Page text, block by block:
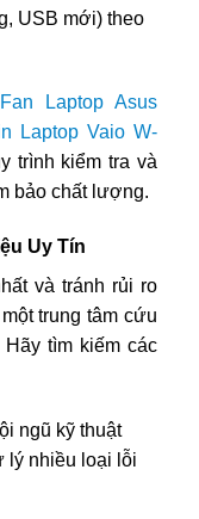
USB mới) theo
Laptop Asus
Laptop Vaio W-
trình kiểm tra và
bảo chất lượng.
Uy Tín
và tránh rủi ro
trung tâm cứu
tìm kiếm các
ngũ kỹ thuật
lý nhiều loại lỗi